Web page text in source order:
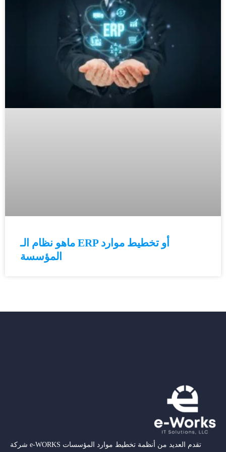
ماهو نظام الـ ERP أو تخطيط موارد
المؤسسة
شركة e-WORKS تقدم العديد من أنظمة تخطيط موارد المؤسسات